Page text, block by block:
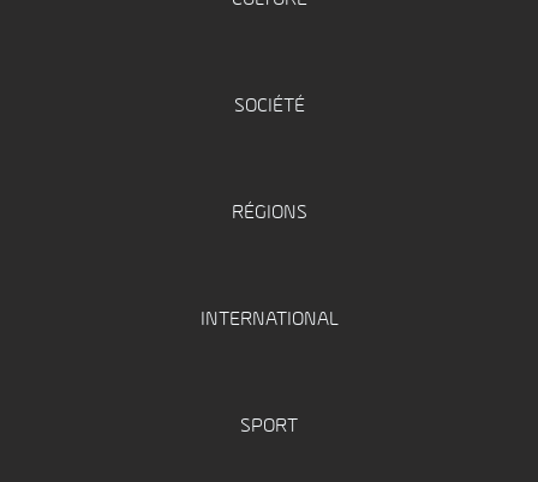
SOCIÉTÉ
RÉGIONS
INTERNATIONAL
SPORT